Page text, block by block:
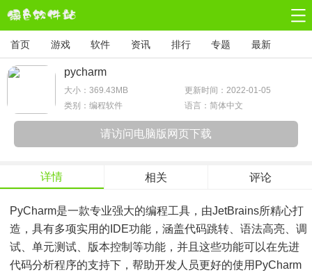
首页 游戏 软件 资讯 排行 专题 最新
pycharm
大小： 369.43MB
更新时间：2022-01-05
类别：编程软件
语言：简体中文
请访问电脑版网页下载
详情 相关 评论
PyCharm是一款专业强大的编程工具，由JetBrains所精心打
造，具有多项实用的IDE功能，涵盖代码跳转、语法高亮、调
试、单元测试、版本控制等功能，并且这些功能可以在先进
代码分析程序的支持下，帮助开发人员更好的使用PyCharm